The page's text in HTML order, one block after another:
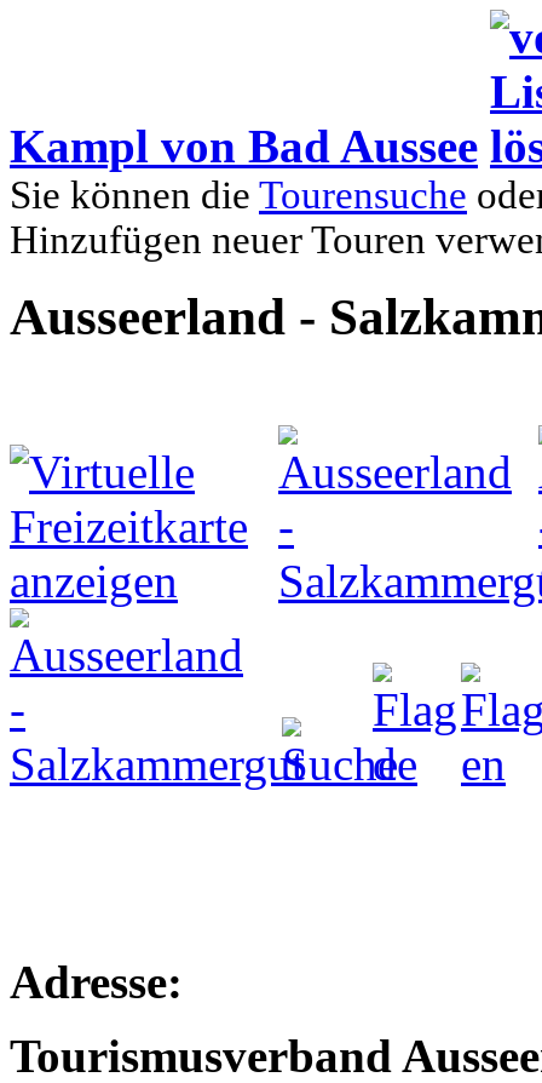
Kampl von Bad Aussee
Sie können die Tourensuche
Hinzufügen neuer Touren
Ausseerland -
Adresse:
Tourismusverband